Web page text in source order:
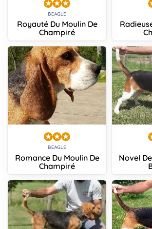
BEAGLE
Royauté Du Moulin De
Champiré
BEAGLE
Romance Du Moulin De
Champiré
Novel